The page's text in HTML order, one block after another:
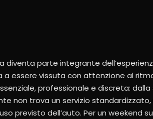
parte integrante
essere vissuta con attenzione al
professionale e discreta: dalla
non trova un servizio
previsto dell’auto. Per un weekend